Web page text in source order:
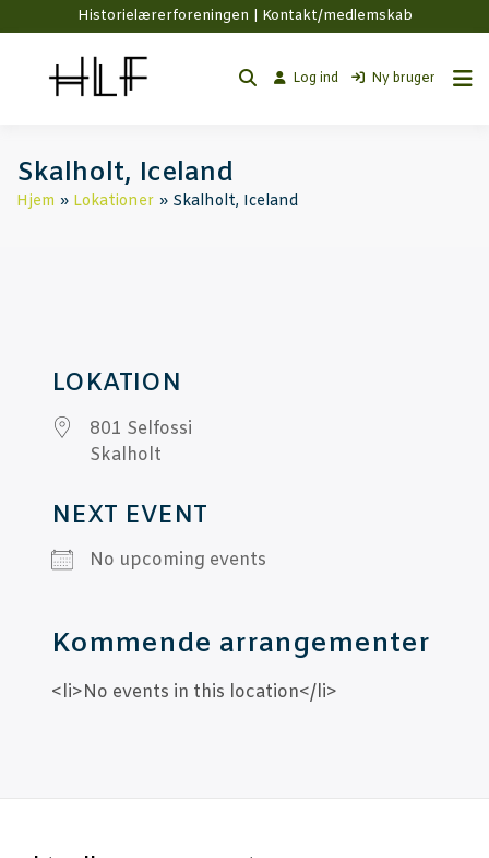
Historielærerforeningen | Kontakt/medlemskab
Log ind Ny bruger
Skal­holt, Iceland
Hjem Lokationer Skalholt, Iceland
LOKA­TION
801 Sel­fos­si
Skal­holt
NEXT EVENT
No upco­m­ing events
Kom­men­de arrangementer
<li>No events in this location</li>